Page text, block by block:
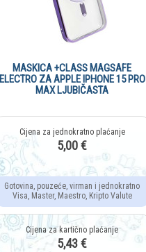
MASKICA +CLASS MAGSAFE
ELECTRO ZA APPLE IPHONE 15 PRO
MAX LJUBIČASTA
5,00 €
Gotovina, pouzeće, virman i jednokratno
Visa, Master, Maestro, Kripto Valute
5,43 €